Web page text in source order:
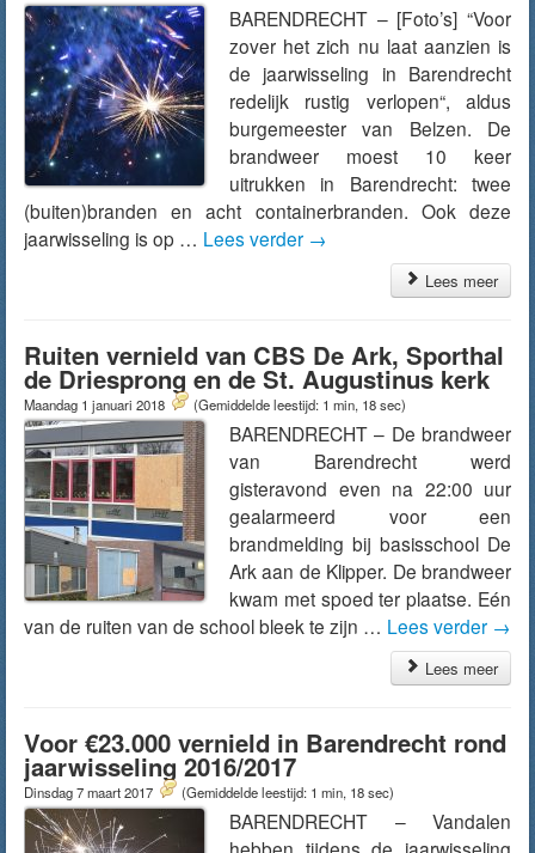
BARENDRECHT – [Foto’s] “Voor
zover het zich nu laat aanzien is
de jaarwisseling in Barendrecht
redelijk rustig verlopen“, aldus
burgemeester van Belzen. De
brandweer moest 10 keer
uitrukken in Barendrecht: twee
(buiten)branden en acht containerbranden. Ook deze
jaarwisseling is op … Lees verder →
Lees meer
Ruiten vernield van CBS De Ark, Sporthal
de Driesprong en de St. Augustinus kerk
Maandag 1 januari 2018 (Gemiddelde leestijd: 1 min, 18 sec)
BARENDRECHT – De brandweer
van Barendrecht werd
gisteravond even na 22:00 uur
gealarmeerd voor een
brandmelding bij basisschool De
Ark aan de Klipper. De brandweer
kwam met spoed ter plaatse. Eén
van de ruiten van de school bleek te zijn … Lees verder →
Lees meer
Voor €23.000 vernield in Barendrecht rond
jaarwisseling 2016/2017
Dinsdag 7 maart 2017 (Gemiddelde leestijd: 1 min, 18 sec)
BARENDRECHT – Vandalen